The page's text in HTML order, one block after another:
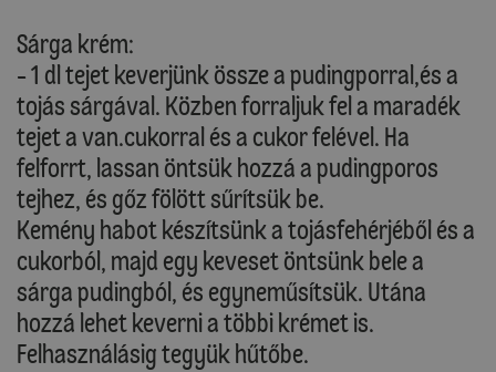
Sárga krém:
- 1 dl tejet keverjünk össze a pudingporral,és a
tojás sárgával. Közben forraljuk fel a maradék
tejet a van.cukorral és a cukor felével. Ha
felforrt, lassan öntsük hozzá a pudingporos
tejhez, és gőz fölött sűrítsük be.
Kemény habot készítsünk a tojásfehérjéből és a
cukorból, majd egy keveset öntsünk bele a
sárga pudingból, és egyneműsítsük. Utána
hozzá lehet keverni a többi krémet is.
Felhasználásig tegyük hűtőbe.